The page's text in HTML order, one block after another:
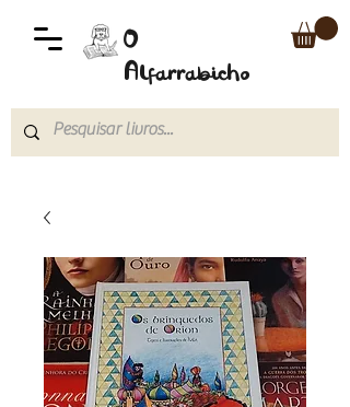
O
Alfarrabicho